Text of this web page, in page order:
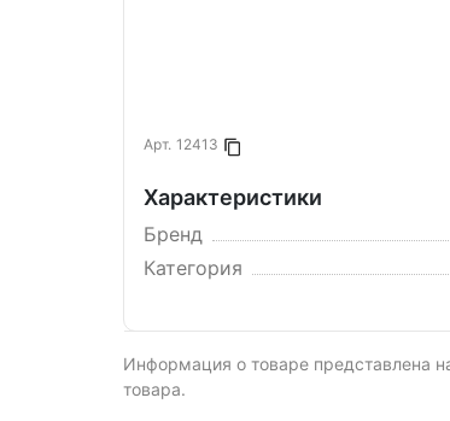
Арт. 12413
Копировать в буфер
Характеристики
Бренд
Категория
Информация о товаре представлена
товара.